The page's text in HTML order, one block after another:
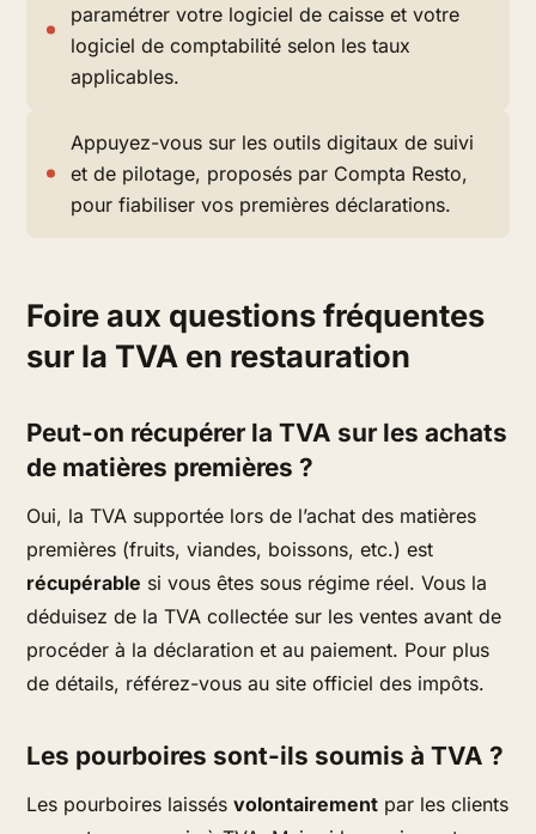
paramétrer votre logiciel de caisse et votre
logiciel de comptabilité selon les taux
applicables.
Appuyez-vous sur les outils digitaux de suivi
et de pilotage, proposés par Compta Resto,
pour fiabiliser vos premières déclarations.
Foire aux questions fréquentes
sur la TVA en restauration
Peut-on récupérer la TVA sur les achats
de matières premières ?
Oui, la TVA supportée lors de l’achat des matières
premières (fruits, viandes, boissons, etc.) est
récupérable si vous êtes sous régime réel. Vous la
déduisez de la TVA collectée sur les ventes avant de
procéder à la déclaration et au paiement. Pour plus
de détails, référez-vous au site officiel des impôts.
Les pourboires sont-ils soumis à TVA ?
Les pourboires laissésvolontairement par les clients